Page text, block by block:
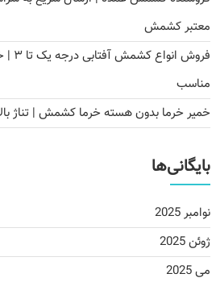
معتبر کشمش
مناسب
خمیر خرما بدون هسته خرما کشمش | تناژ
بایگانی‌ها
نوامبر 2025
ژوئن 2025
می 2025